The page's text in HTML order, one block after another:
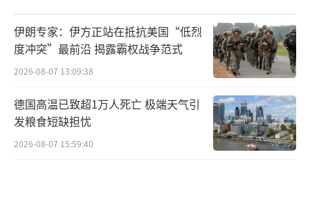
剧本”的一部分。此外，国际原子能机构对伊
朗的“不合作”指控也为以色列的军事行动提
供了“合法外衣”。
目前来看，伊朗的“复仇”行动仍停留在
舆论层面，但若其后续无法拿出实质性反制措
施，血旗和标语将彻底沦为“笑柄”。然而，
伊朗专家：伊方正站在抵抗美国“低烈
度冲突”最前沿 揭露霸权战争范式
2026-08-07 13:09:38
德国高温已致超1万人死亡 极端天气引
发粮食短缺担忧
2026-08-07 15:59:40